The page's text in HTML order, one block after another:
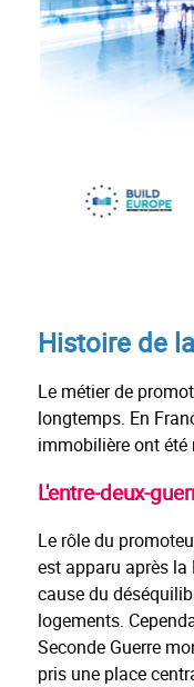
Histoire de
Le métier de
longtemps. En
immobilière ont été
L'entre-deux-
Le rôle du
est apparu après la
cause du
logements.
Seconde Guerre
pris une place